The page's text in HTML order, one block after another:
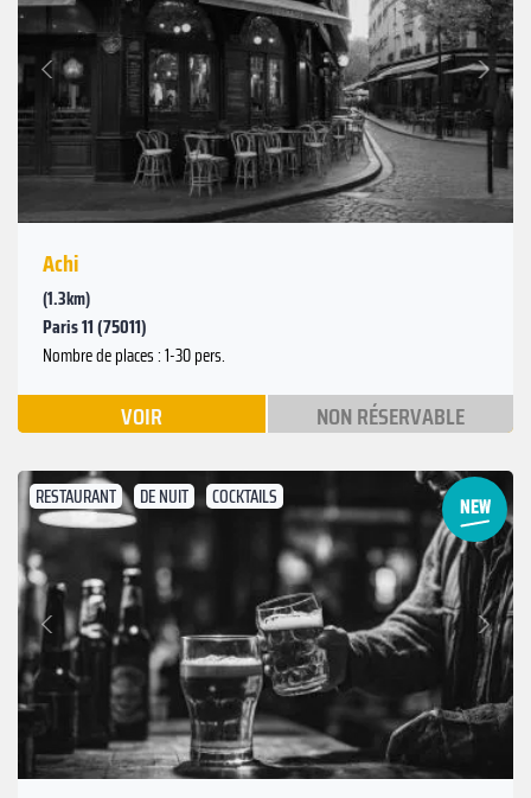
Précédent
Suivant
Achi
(1.3km)
Paris 11 (75011)
Nombre de places : 1-30 pers.
VOIR NON RÉSERVABLE
RESTAURANT DE NUIT COCKTAILS
Précédent
Suivant